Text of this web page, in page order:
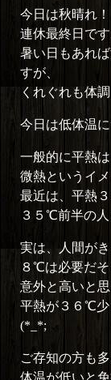
今日は秋晴れ！
連休最終日です
暑い日もあれ
すが、
くれぐれも体
今日は低体温
一般的に平熱
微熱というイ
最近は、平熱
３５℃前半の人
実は、人間が
８℃は必要だそ
意外と高いと
平熱が３６℃
(*_*;
ご存知の方も
体温が低いと